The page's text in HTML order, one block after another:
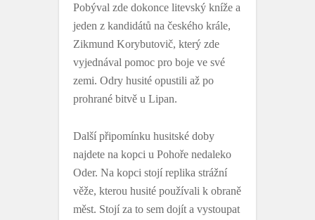
Pobýval zde dokonce litevský kníže a
jeden z kandidátů na českého krále,
Zikmund Korybutovič, který zde
vyjednával pomoc pro boje ve své
zemi. Odry husité opustili až po
prohrané bitvě u Lipan.
Další připomínku husitské doby
najdete na kopci u Pohoře nedaleko
Oder. Na kopci stojí replika strážní
věže, kterou husité používali k obraně
měst. Stojí za to sem dojít a vystoupat